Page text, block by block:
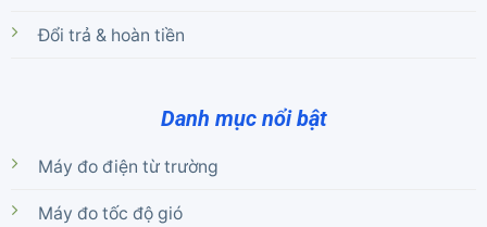
Đổi trả & hoàn tiền
Danh mục nổi bật
Máy đo điện từ trường
Máy đo tốc độ gió